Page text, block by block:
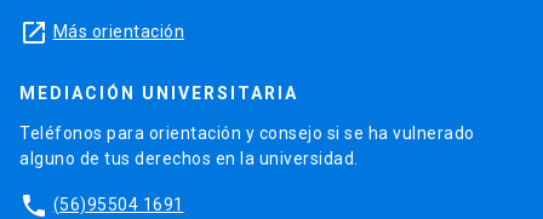
launch Más orientación
MEDIACIÓN UNIVERSITARIA
Teléfonos para orientación y consejo si se ha vulnerado
alguno de tus derechos en la universidad.
phone (56)95504 1691